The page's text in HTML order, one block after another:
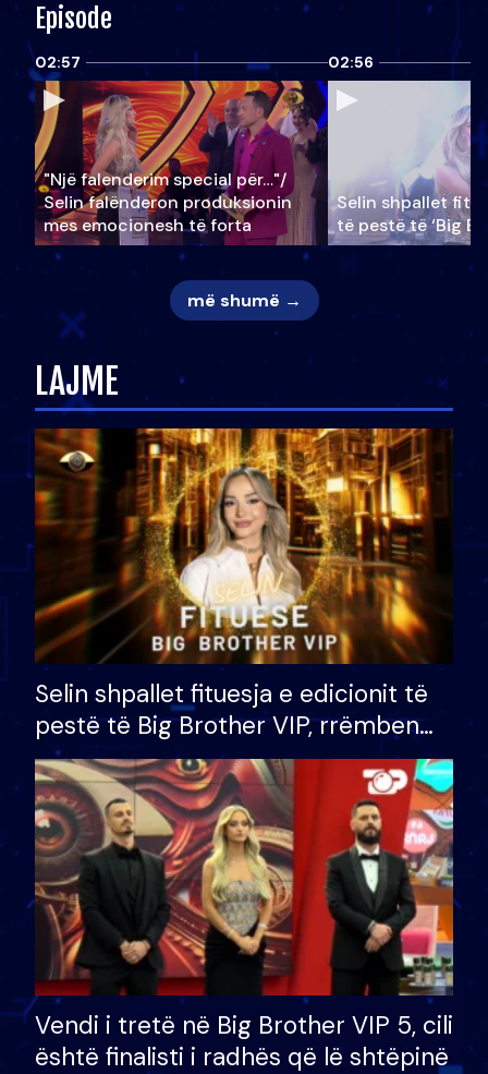
Episode
02:57
"Një falenderim special për…"/
Selin falënderon produksionin
mes emocionesh të forta
02:56
Selin shpallet
të pestë të ‘Big
më shumë →
LAJME
Selin shpallet fituesja e edicionit të
pestë të Big Brother VIP, rrëmben
çmimin e madh prej 100 mijë eurosh
Vendi i tretë në Big Brother VIP 5, cili
është finalisti i radhës që lë shtëpinë